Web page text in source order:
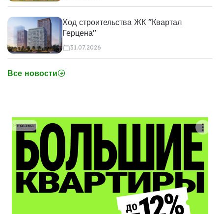
Ход строительства ЖК "Квартал
Герцена"
31.07.2026
Все новости
Реклама